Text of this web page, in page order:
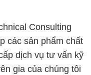
Consulting
các sản phẩm chất
dịch vụ tư vấn kỹ
gia của chúng tôi